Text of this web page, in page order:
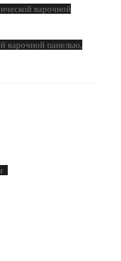
варочной
варочной панелью,